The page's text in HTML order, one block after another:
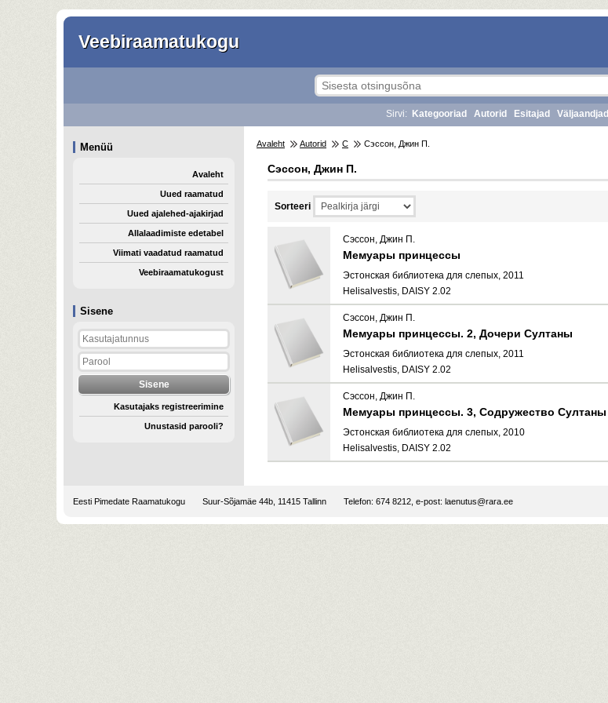
Veebiraamatukogu
Sisene
Kasutajaks registreerimine
Unustasid parooli?
Sirvi: Kategooriad Autorid Esitajad Väljaandjad
Menüü
Avaleht
Uued raamatud
Uued ajalehed-ajakirjad
Allalaadimiste edetabel
Viimati vaadatud raamatud
Veebiraamatukogust
Avaleht Autorid С Сэссон, Джин П.
Сэссон, Джин П.
Sorteeri
Сэссон, Джин П.
Мемуары принцессы
Эстонская библиотека для слепых, 2011
Helisalvestis, DAISY 2.02
Сэссон, Джин П.
Мемуары принцессы. 2, Дочери Султаны
Эстонская библиотека для слепых, 2011
Helisalvestis, DAISY 2.02
Сэссон, Джин П.
Мемуары принцессы. 3, Содружество Султаны
Эстонская библиотека для слепых, 2010
Helisalvestis, DAISY 2.02
Eesti Pimedate Raamatukogu Suur-Sõjamäe 44b, 11415 Tallinn Telefon: 674 8212, e-post: laenutus@rara.ee